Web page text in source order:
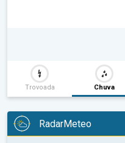
Trovoada Chuva
RadarMeteo